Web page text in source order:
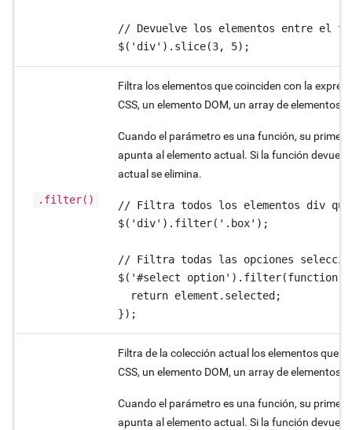
// Devuelve los elementos entre el
$('div').slice(3, 5);
.filter()
Filtra los elementos que coinciden con la
CSS, un elemento DOM, un array de elementos
Cuando el parámetro es una función, su primer
apunta al elemento actual. Si la función
actual se elimina.
// Filtra todos los elementos div que
$('div').filter('.box');
// Filtra todas las opciones
$('#select option').filter(function
  return element.selected;
});
Filtra de la colección actual los elementos que
CSS, un elemento DOM, un array de elementos
Cuando el parámetro es una función, su primer
apunta al elemento actual. Si la función